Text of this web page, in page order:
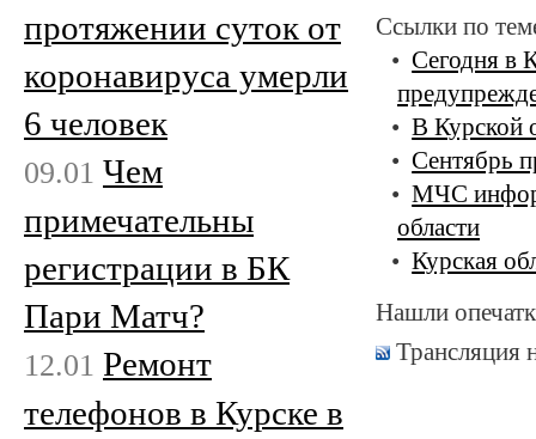
Ссылки по
Сегодня в
В Курской
Сентябрь
МЧС
области
Курская
Нашли
Трансляция
протяжении суток от
коронавируса умерли
6 человек
09.01 Чем
примечательны
регистрации в БК
Пари Матч?
12.01 Ремонт
телефонов в Курске в